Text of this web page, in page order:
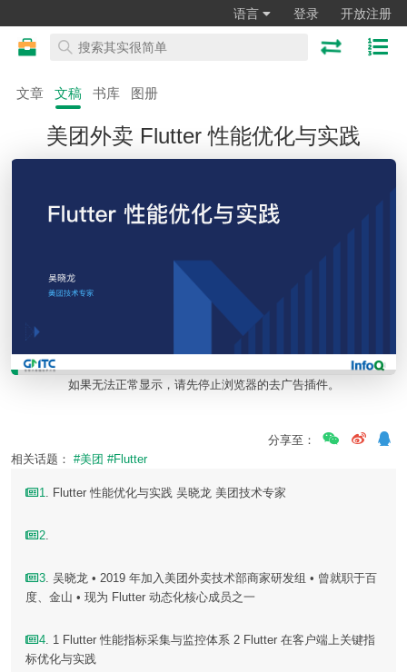
语言 登录 开放注册
文章 文稿 书库 图册
美团外卖 Flutter 性能优化与实践
如果无法正常显示，请先停止浏览器的去广告插件。
分享至：
相关话题： #美团 #Flutter
1. Flutter 性能优化与实践 吴晓⻰ 美团技术专家
2.
3. 吴晓⻰ • 2019 年加入美团外卖技术部商家研发组 • 曾就职于百
度、金山 • 现为 Flutter 动态化核心成员之一
4. 1 Flutter 性能指标采集与监控体系 2 Flutter 在客户端上关键指
标优化与实践